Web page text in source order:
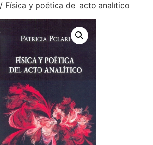
/ Física y poética del acto analítico